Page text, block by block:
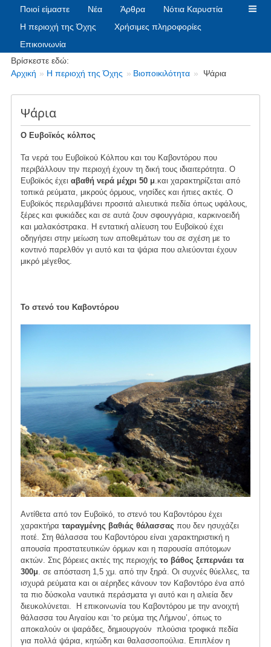
Ποιοί είμαστε Νέα Άρθρα
Νότια Καρυστία
Η περιοχή της Όχης
Χρήσιμες πληροφορίες
Επικοινωνία
Breadcrumbs
Βρίσκεστε εδώ:
Αρχική
Η περιοχή της Όχης Βιοποικιλότητα Ψάρια
Ψάρια
Ο Ευβοϊκός κόλπος
Τα νερά του Ευβοϊκού Κόλπου και του Καβοντόρου που
περιβάλλουν την περιοχή έχουν τη δική τους ιδιαιτερότητα. Ο
Ευβοϊκός έχει αβαθή νερά μέχρι 50 μ.και χαρακτηρίζεται από
τοπικά ρεύματα, μικρούς όρμους, νησίδες και ήπιες ακτές. Ο
Ευβοϊκός περιλαμβάνει προσιτά αλιευτικά πεδία όπως υφάλους,
ξέρες και φυκιάδες και σε αυτά ζουν σφουγγάρια, καρκινοειδή
και μαλακόστρακα. Η εντατική αλίευση του Ευβοϊκού έχει
οδηγήσει στην μείωση των αποθεμάτων του σε σχέση με το
κοντινό παρελθόν γι αυτό και τα ψάρια που αλιεύονται έχουν
μικρό μέγεθος.
Το στενό του Καβοντόρου
Αντίθετα από τον Ευβοϊκό, το στενό του Καβοντόρου έχει
χαρακτήρα ταραγμένης βαθιάς θάλασσας που δεν ησυχάζει
ποτέ. Στη θάλασσα του Καβοντόρου είναι χαρακτηριστική η
απουσία προστατευτικών όρμων και η παρουσία απότομων
ακτών. Στις βόρειες ακτές της περιοχής το βάθος ξεπερνάει τα
300μ. σε απόσταση 1,5 χμ. από την ξηρά. Οι συχνές θύελλες, τα
ισχυρά ρεύματα και οι αέρηδες κάνουν τον Καβοντόρο ένα από
τα πιο δύσκολα ναυτικά περάσματα γι αυτό και η αλιεία δεν
διευκολύνεται. Η επικοινωνία του Καβοντόρου με την ανοιχτή
θάλασσα του Αιγαίου και ‘το ρεύμα της Λήμνου’, όπως το
αποκαλούν οι ψαράδες, δημιουργούν πλούσια τροφικά πεδία
για πολλά ψάρια, κητώδη και θαλασσοπούλια. Επιπλέον η